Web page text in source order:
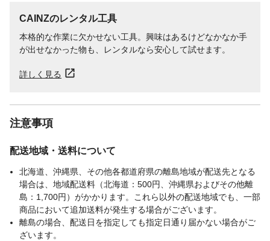
CAINZのレンタル工具
本格的な作業に欠かせない工具。興味はあるけどなかなか手
が出せなかった物も、レンタルなら安心して試せます。
詳しく見る
注意事項
配送地域・送料について
北海道、沖縄県、その他各都道府県の離島地域が配送先となる
場合は、地域配送料（北海道：500円、沖縄県およびその他離
島：1,700円）がかかります。これら以外の配送地域でも、一部
商品において追加送料が発生する場合がございます。
離島の場合、配送日を指定しても指定日通り届かない場合がご
ざいます。